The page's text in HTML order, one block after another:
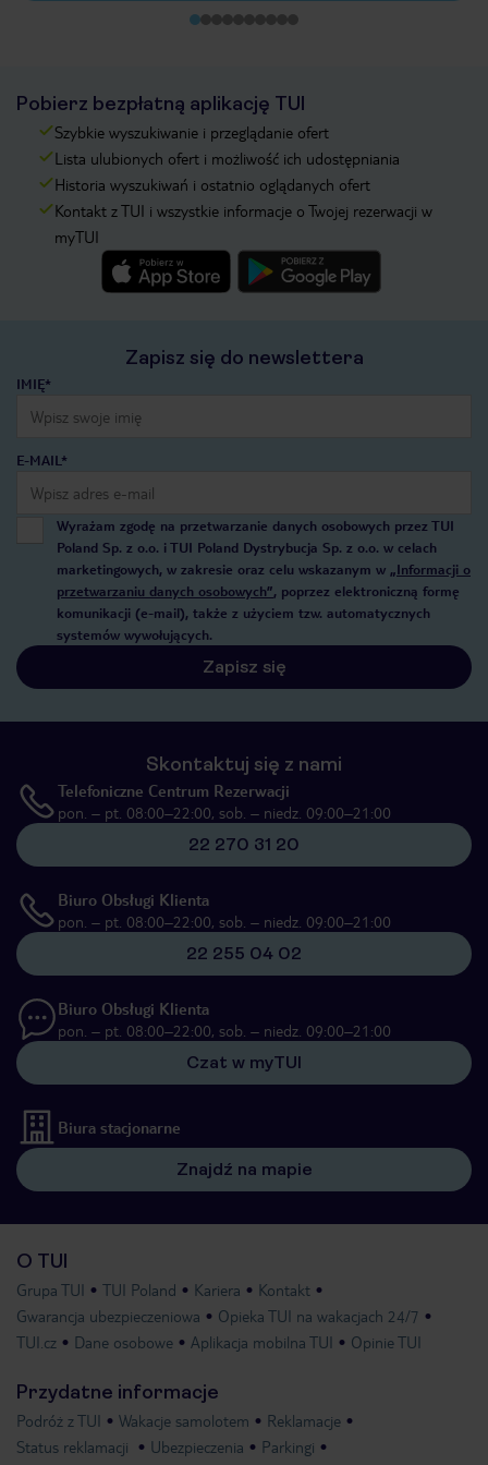
Pobierz bezpłatną aplikację TUI
Szybkie wyszukiwanie i przeglądanie ofert
Lista ulubionych ofert i możliwość ich udostępniania
Historia wyszukiwań i ostatnio oglądanych ofert
Kontakt z TUI i wszystkie informacje o Twojej rezerwacji w
myTUI
Zapisz się do newslettera
IMIĘ*
E-MAIL*
Wyrażam zgodę na przetwarzanie danych osobowych przez TUI
Poland Sp. z o.o. i TUI Poland Dystrybucja Sp. z o.o. w celach
marketingowych, w zakresie oraz celu wskazanym w „Informacji o
przetwarzaniu danych osobowych”, poprzez elektroniczną formę
komunikacji (e-mail), także z użyciem tzw. automatycznych
systemów wywołujących.
Zapisz się
Skontaktuj się z nami
Telefoniczne Centrum Rezerwacji
pon. – pt. 08:00–22:00, sob. – niedz. 09:00–21:00
22 270 31 20
Biuro Obsługi Klienta
pon. – pt. 08:00–22:00, sob. – niedz. 09:00–21:00
22 255 04 02
Biuro Obsługi Klienta
pon. – pt. 08:00–22:00, sob. – niedz. 09:00–21:00
Czat w myTUI
Biura stacjonarne
Znajdź na mapie
O TUI
Grupa TUI TUI Poland Kariera
Kontakt
Gwarancja ubezpieczeniowa
Opieka TUI na wakacjach 24/7
TUI.cz
Dane osobowe Aplikacja mobilna TUI Opinie TUI
Przydatne informacje
Podróż z TUI Wakacje samolotem
Reklamacje
Status reklamacji
Ubezpieczenia
Parkingi